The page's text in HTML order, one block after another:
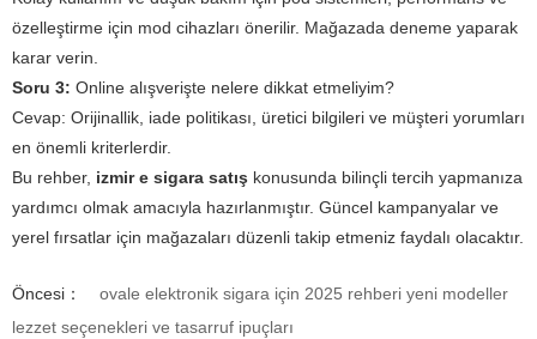
özelleştirme için mod cihazları önerilir. Mağazada deneme yaparak
karar verin.
Soru 3: Online alışverişte nelere dikkat etmeliyim?
Cevap: Orijinallik, iade politikası, üretici bilgileri ve müşteri yorumları
en önemli kriterlerdir.
Bu rehber, izmir e sigara satış konusunda bilinçli tercih yapmanıza
yardımcı olmak amacıyla hazırlanmıştır. Güncel kampanyalar ve
yerel fırsatlar için mağazaları düzenli takip etmeniz faydalı olacaktır.
Öncesi：
ovale elektronik sigara için 2025 rehberi yeni modeller
lezzet seçenekleri ve tasarruf ipuçları